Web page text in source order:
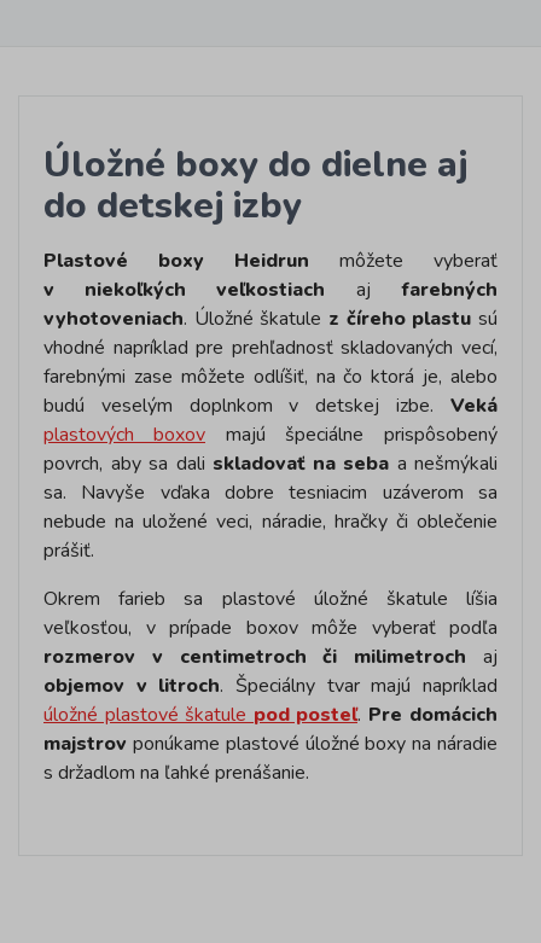
Úložné boxy do dielne aj
do detskej izby
Plastové boxy Heidrun môžete vyberať
v niekoľkých veľkostiach aj farebných
vyhotoveniach. Úložné škatule z číreho plastu sú
vhodné napríklad pre prehľadnosť skladovaných vecí,
farebnými zase môžete odlíšiť, na čo ktorá je, alebo
budú veselým doplnkom v detskej izbe. Veká
plastových boxov majú špeciálne prispôsobený
povrch, aby sa dali skladovať na seba a nešmýkali
sa. Navyše vďaka dobre tesniacim uzáverom sa
nebude na uložené veci, náradie, hračky či oblečenie
prášiť.
Okrem farieb sa plastové úložné škatule líšia
veľkosťou, v prípade boxov môže vyberať podľa
rozmerov v centimetroch či milimetroch aj
objemov v litroch. Špeciálny tvar majú napríklad
úložné plastové škatule pod posteľ. Pre domácich
majstrov ponúkame plastové úložné boxy na náradie
s držadlom na ľahké prenášanie.